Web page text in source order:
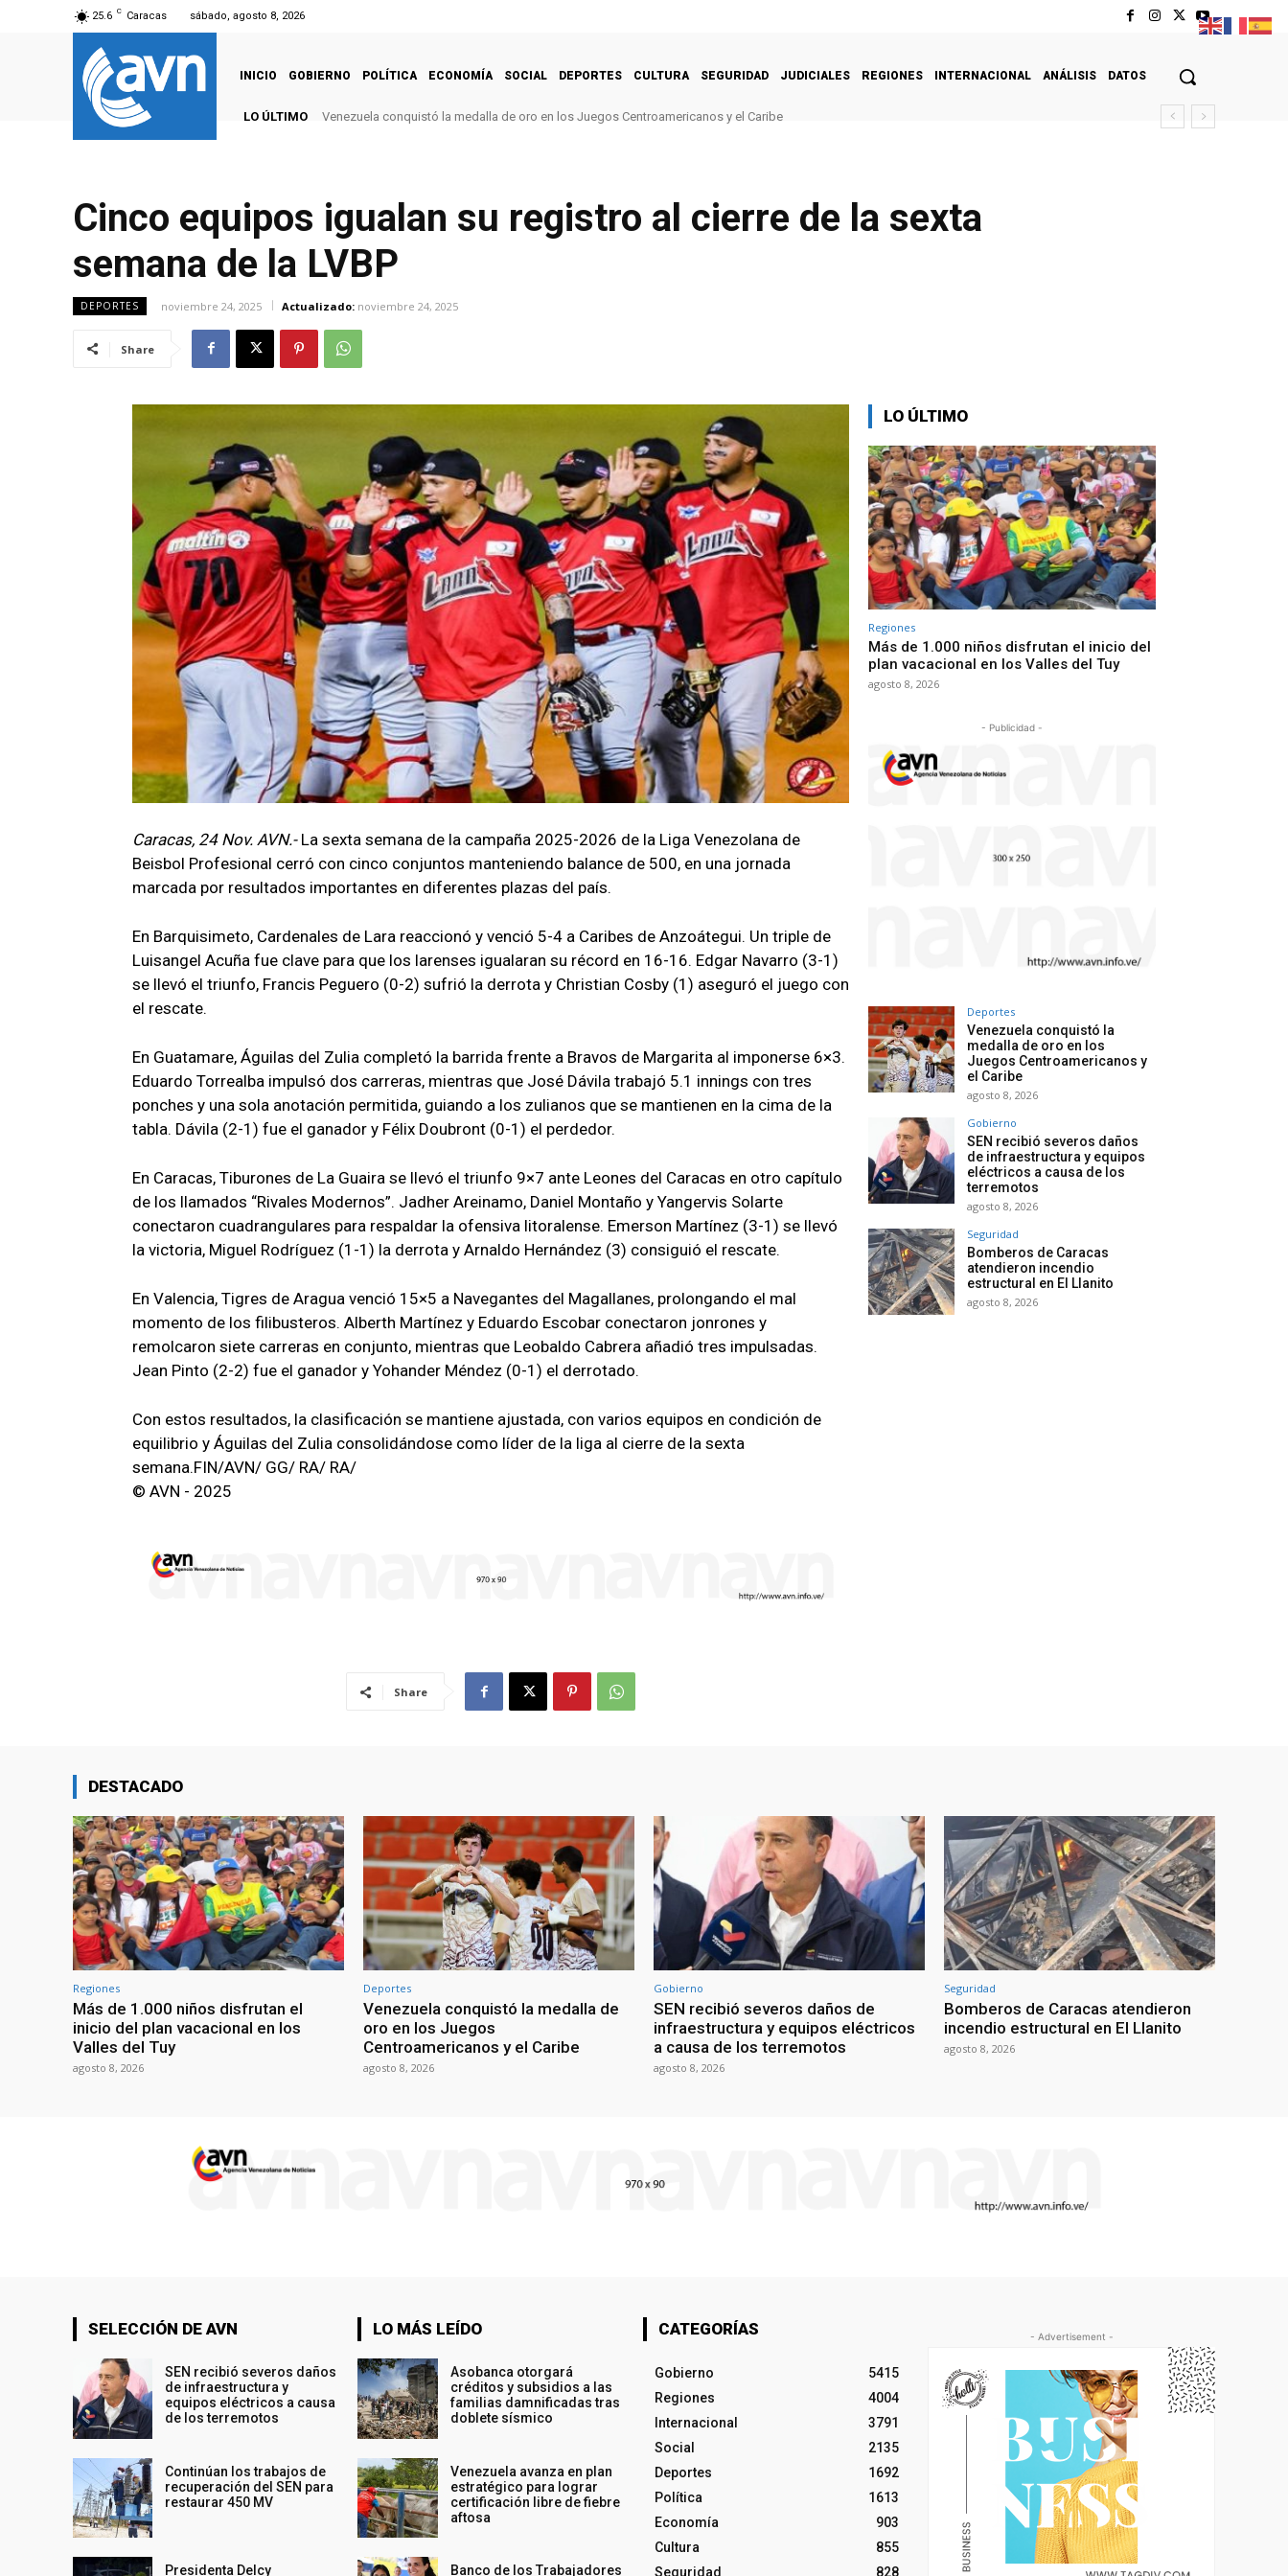
25.6 C Caracas sábado, agosto 8, 2026
INICIO GOBIERNO POLÍTICA ECONOMÍA SOCIAL DEPORTES CULTURA SEGURIDAD JUDICIALES REGIONES INTERNACIONAL ANÁLISIS DATOS
LO ÚLTIMO Venezuela conquistó la medalla de oro en los Juegos Centroamericanos y el Caribe
Cinco equipos igualan su registro al cierre de la sexta
semana de la LVBP
DEPORTES noviembre 24, 2025 Actualizado: noviembre 24, 2025
Share
Caracas, 24 Nov. AVN.- La sexta semana de la campaña 2025-2026 de la Liga Venezolana de
Beisbol Profesional cerró con cinco conjuntos manteniendo balance de 500, en una jornada
marcada por resultados importantes en diferentes plazas del país.
En Barquisimeto, Cardenales de Lara reaccionó y venció 5-4 a Caribes de Anzoátegui. Un triple de
Luisangel Acuña fue clave para que los larenses igualaran su récord en 16-16. Edgar Navarro (3-1)
se llevó el triunfo, Francis Peguero (0-2) sufrió la derrota y Christian Cosby (1) aseguró el juego con
el rescate.
En Guatamare, Águilas del Zulia completó la barrida frente a Bravos de Margarita al imponerse 6×3.
Eduardo Torrealba impulsó dos carreras, mientras que José Dávila trabajó 5.1 innings con tres
ponches y una sola anotación permitida, guiando a los zulianos que se mantienen en la cima de la
tabla. Dávila (2-1) fue el ganador y Félix Doubront (0-1) el perdedor.
En Caracas, Tiburones de La Guaira se llevó el triunfo 9×7 ante Leones del Caracas en otro capítulo
de los llamados “Rivales Modernos”. Jadher Areinamo, Daniel Montaño y Yangervis Solarte
conectaron cuadrangulares para respaldar la ofensiva litoralense. Emerson Martínez (3-1) se llevó
la victoria, Miguel Rodríguez (1-1) la derrota y Arnaldo Hernández (3) consiguió el rescate.
En Valencia, Tigres de Aragua venció 15×5 a Navegantes del Magallanes, prolongando el mal
momento de los filibusteros. Alberth Martínez y Eduardo Escobar conectaron jonrones y
remolcaron siete carreras en conjunto, mientras que Leobaldo Cabrera añadió tres impulsadas.
Jean Pinto (2-2) fue el ganador y Yohander Méndez (0-1) el derrotado.
Con estos resultados, la clasificación se mantiene ajustada, con varios equipos en condición de
equilibrio y Águilas del Zulia consolidándose como líder de la liga al cierre de la sexta
semana.FIN/AVN/ GG/ RA/ RA/
© AVN - 2025
Share
LO ÚLTIMO
Regiones
Más de 1.000 niños disfrutan el inicio del
plan vacacional en los Valles del Tuy
agosto 8, 2026
- Publicidad -
Deportes
Venezuela conquistó la
medalla de oro en los
Juegos Centroamericanos y
el Caribe
agosto 8, 2026
Gobierno
SEN recibió severos daños
de infraestructura y equipos
eléctricos a causa de los
terremotos
agosto 8, 2026
Seguridad
Bomberos de Caracas
atendieron incendio
estructural en El Llanito
agosto 8, 2026
DESTACADO
Regiones
Más de 1.000 niños disfrutan el
inicio del plan vacacional en los
Valles del Tuy
agosto 8, 2026
Deportes
Venezuela conquistó la medalla de
oro en los Juegos
Centroamericanos y el Caribe
agosto 8, 2026
Gobierno
SEN recibió severos daños de
infraestructura y equipos eléctricos
a causa de los terremotos
agosto 8, 2026
Seguridad
Bomberos de Caracas atendieron
incendio estructural en El Llanito
agosto 8, 2026
SELECCIÓN DE AVN
SEN recibió severos daños
de infraestructura y
equipos eléctricos a causa
de los terremotos
Continúan los trabajos de
recuperación del SEN para
restaurar 450 MV
Presidenta Delcy
LO MÁS LEÍDO
Asobanca otorgará
créditos y subsidios a las
familias damnificadas tras
doblete sísmico
Venezuela avanza en plan
estratégico para lograr
certificación libre de fiebre
aftosa
Banco de los Trabajadores
CATEGORÍAS
Gobierno
5415
Regiones
4004
Internacional
3791
Social
2135
Deportes
1692
Política
1613
Economía
903
Cultura
855
Seguridad
828
- Advertisement -